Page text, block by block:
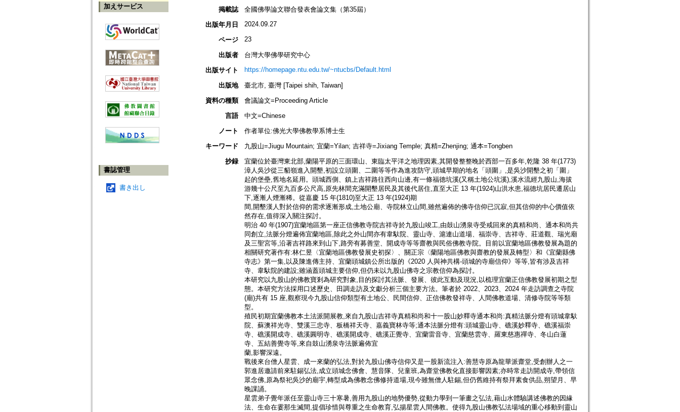
加えサービス
書誌管理
書き出し
掲載誌
全國佛學論文聯合發表會論文集（第35屆）
出版年月日
2024.09.27
ページ 23
出版者
台灣大學佛學研究中心
出版サイト
https://homepage.ntu.edu.tw/~ntucbs/Default.html
出版地
臺北市, 臺灣 [Taipei shih, Taiwan]
資料の種類
會議論文=Proceeding Article
言語
中文=Chinese
ノート
作者單位:佛光大學佛教學系博士生
キーワード
九股山=Jiugu Mountain; 宜蘭=Yilan; 吉祥寺=Jixiang Temple; 真精=Zhenjing; 通本=Tongben
抄録
宜蘭位於臺灣東北部,蘭陽平原的三面環山、東臨太平洋之地理因素,其開發整整晚於西部一百多年,乾隆 38 年(1773)
漳人吳沙從三貂嶺進入開墾,初設立頭圍、二圍等等作為進攻防守,頭城早期的地名「頭圍」,是吳沙開墾之初「圍」
起的堡壘,舊地名延用。頭城西側、鎮上吉祥路往西向山邊,有一條福德坑溪(又稱土地公坑溪),溪水流經九股山,海拔
游幾十公尺至九百多公尺高,原先林間充滿開墾居民及其後代居住,直至大正 13 年(1924)山洪水患,福德坑居民遷居山
下,逐漸人煙漸稀。從嘉慶 15 年(1810)至大正 13 年(1924)期
間,開墾漢人對於信仰的需求逐漸形成,土地公廟、寺院林立山間,雖然遍佈的佛寺信仰已沉寂,但其信仰的中心價值依
然存在,值得深入關注探討。
明治 40 年(1907)宜蘭地區第一座正信佛教寺院吉祥寺於九股山竣工,由鼓山湧泉寺受戒回來的真精和尚、通本和尚共
同創立,法脈分燈遍佈宜蘭地區,除此之外山間亦有韋馱院、靈山寺、滬連山道場、福崇寺、吉祥寺、莊道觀、瑞光廟
及三聖宮等,沿著吉祥路來到山下,路旁有募善堂、開成寺等等齋教與民俗佛教寺院。目前以宜蘭地區佛教發展為題的
相關研究著作有:林仁昱〈宜蘭地區佛教發展史初探〉、關正宗〈蘭陽地區佛教與齋教的發展及轉型〉和《宜蘭縣佛
寺志》第一集,以及陳進傳主持、宜蘭頭城鎮公所出版的《2020 人與神共構-頭城的寺廟信仰》等等,皆有涉及吉祥
寺、韋馱院的建設;雖涵蓋頭城主要信仰,但仍未以九股山佛寺之宗教信仰為探討。
本研究以九股山的佛教寶剎為研究對象,目的探討其法脈、發展、彼此互動及現況,以梳理宜蘭正信佛教發展初期之型
態。本研究方法採用口述歷史、田調走訪及文獻分析三個主要方法。筆者於 2022、2023、2024 年走訪調查之寺院
(廟)共有 15 座,觀察現今九股山信仰類型有土地公、民間信仰、正信佛教發祥寺、人間佛教道場、清修寺院等等類
型。
殖民初期宜蘭佛教本土法派開展教,來自九股山吉祥寺真精和尚和十一股山妙釋寺通本和尚:真精法脈分燈有頭城韋馱
院、蘇澳祥光寺、雙溪三忠寺、板橋祥天寺、嘉義寶林寺等;通本法脈分燈有:頭城靈山寺、礁溪妙釋寺、礁溪福崇
寺、礁溪開成寺、礁溪圓明寺、礁溪開成寺、礁溪正覺寺、宜蘭雷音寺、宜蘭慈雲寺、羅東慈惠禪寺、冬山白蓮
寺、五結善覺寺等,來自鼓山湧泉寺法脈遍佈宜
蘭,影響深遠。
戰後來台僧人星雲、成一來蘭的弘法,對於九股山佛寺信仰又是一股新流注入:善慧寺原為龍華派齋堂,受創辦人之一
郭進居邀請前來駐錫弘法,成立頭城念佛會、慧音隊、兒童班,為齋堂佛教化直接影響因素;亦時常走訪開成寺,帶領信
眾念佛,原為祭祀吳沙的廟宇,轉型成為佛教念佛修持道場,現今雖無僧人駐錫,但仍舊維持有祭拜素食供品,朔望月、早
晚課誦。
星雲弟子覺年派任至靈山寺三十寒暑,善用九股山的地勢優勢,從動力學到一筆畫之弘法,藉山水體驗講述佛教的因緣
法、生命在霎那生滅間,提倡珍惜與尊重之生命教育,弘揚星雲人間佛教。使得九股山佛教弘法場域的重心移動到靈山